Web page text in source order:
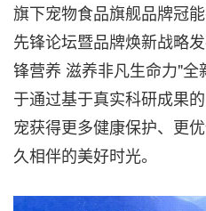
旗下宠物食品旗舰品牌冠
先锋论坛暨品牌焕新战略
锋营养 滋养非凡生命力"
于通过基于真实科研成果
宠获得更多健康保护、更
久相伴的美好时光。